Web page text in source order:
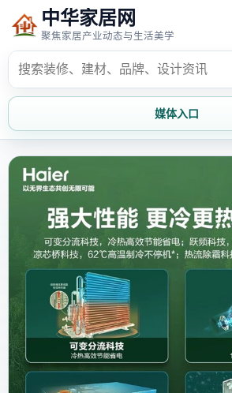
中华家居网
聚焦家居产业动态与生活美学
媒体入口
首页
家居风水 家居欣赏
时尚饰家 装修设计
家具知识
家装攻略 创意家居